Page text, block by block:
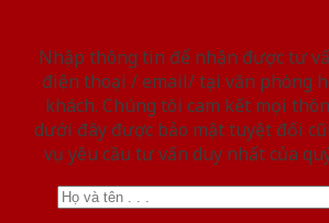
Nhập thông tin để nhận được tư
điện thoại / email/ tại văn phòng
khách. Chúng tôi cam kết mọi
dưới đây được bảo mật tuyệt đối
vụ yêu cầu tư vấn duy nhất của